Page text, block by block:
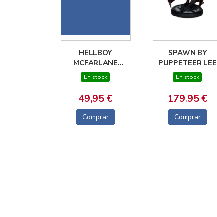
HELLBOY
MCFARLANE
COLLECTOR
PLATINUM EDITION
7" FIGURE
En stock
49,95 €
Comprar
SPAWN BY
PUPPETEER LEE
ESTATUA RESINA
23 CM SPAWN:
BLACK, WHITE &
RED ALL OVER
En stock
179,95 €
Comprar